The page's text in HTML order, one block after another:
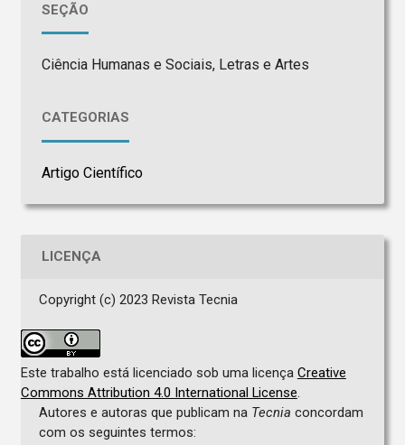
SEÇÃO
Ciência Humanas e Sociais, Letras e Artes
CATEGORIAS
Artigo Científico
LICENÇA
Copyright (c) 2023 Revista Tecnia
Este trabalho está licenciado sob uma licença Creative
Commons Attribution 4.0 International License.
Autores e autoras que publicam na Tecnia concordam
com os seguintes termos: